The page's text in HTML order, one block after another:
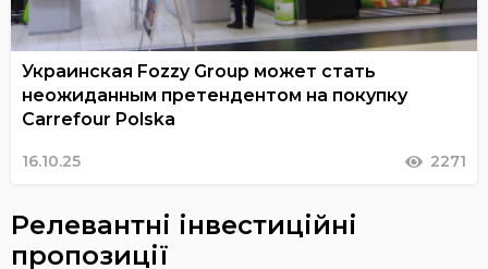
Украинская Fozzy Group может стать
неожиданным претендентом на покупку
Carrefour Polska
16.10.25 2271
Релевантні інвестиційні
пропозиції